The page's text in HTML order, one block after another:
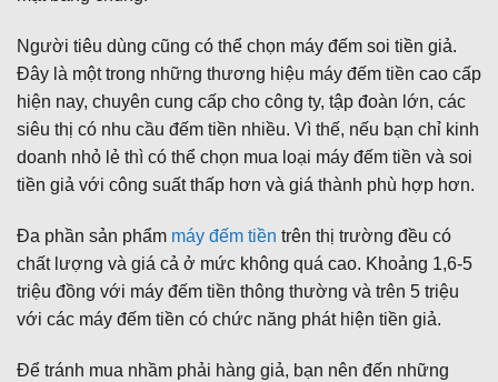
Người tiêu dùng cũng có thể chọn máy đếm soi tiền giả.
Đây là một trong những thương hiệu máy đếm tiền cao cấp
hiện nay, chuyên cung cấp cho công ty, tập đoàn lớn, các
siêu thị có nhu cầu đếm tiền nhiều. Vì thế, nếu bạn chỉ kinh
doanh nhỏ lẻ thì có thể chọn mua loại máy đếm tiền và soi
tiền giả với công suất thấp hơn và giá thành phù hợp hơn.
Đa phần sản phẩm máy đếm tiền trên thị trường đều có
chất lượng và giá cả ở mức không quá cao. Khoảng 1,6-5
triệu đồng với máy đếm tiền thông thường và trên 5 triệu
với các máy đếm tiền có chức năng phát hiện tiền giả.
Để tránh mua nhầm phải hàng giả, bạn nên đến những